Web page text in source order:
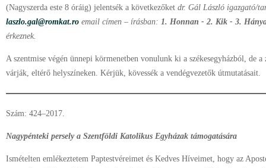
(Nagyszerda este 8 óráig) jelentsék a következőket dr. Gál László igazgató/
laszlo.gal@romkat.ro email címen – írásban: 1. Honnan - 2. Kik - 3.
érkeznek.
A szentmise végén ünnepi körmenetben vonulunk ki a székesegyházból, de
várják, eltérő helyszíneken. Kérjük, kövessék a vendégvezetők útmutatásait.
Szám: 424–2017.
Nagypénteki persely a Szentföldi Katolikus Egyházak támogatására
Ismételten emlékeztetem Paptestvéreimet és Kedves Híveimet, hogy az